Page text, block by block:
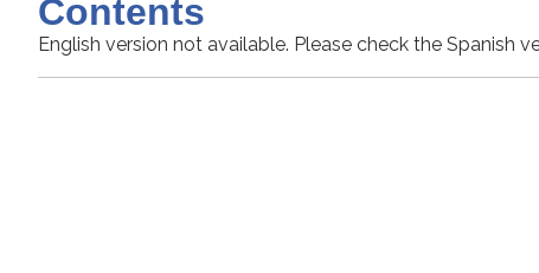
Contents
English version not available. Please check the Spanish